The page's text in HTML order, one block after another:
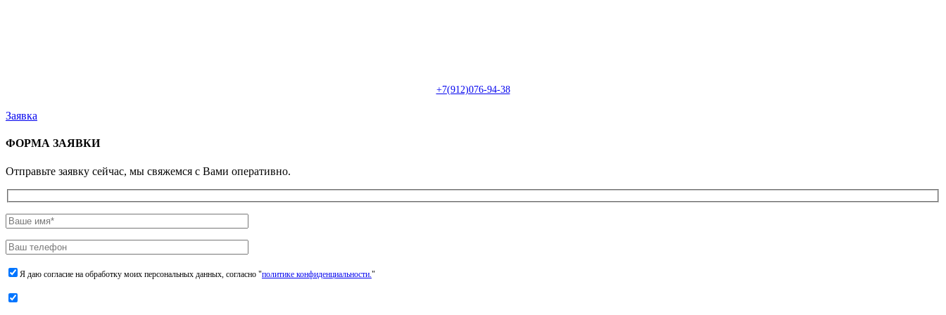
+7(912)076-94-38
Заявка
ФОРМА ЗАЯВКИ
Отправьте заявку сейчас, мы свяжемся с Вами оперативно.
Я даю согласие на обработку моих персональных данных, согласно "политике конфиденциальности."